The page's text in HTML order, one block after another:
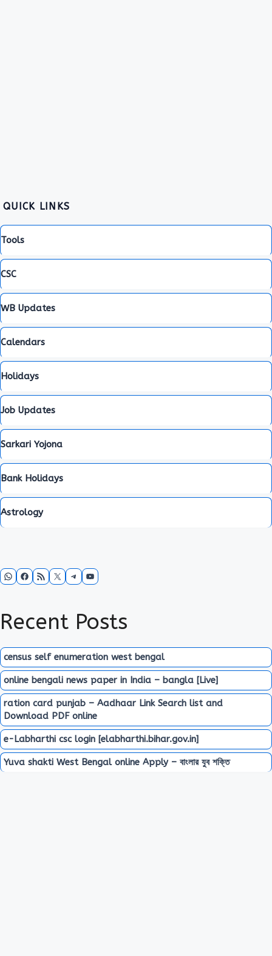
QUICK LINKS
Tools
CSC
WB Updates
Calendars
Holidays
Job Updates
Sarkari Yojona
Bank Holidays
Astrology
WhatsApp
Facebook
RSS FeedX Telegram
YouTube
Recent Posts
census self enumeration west bengal
online bengali news paper in India – bangla [Live]
ration card punjab – Aadhaar Link Search list and
Download PDF online
e-Labharthi csc login [elabharthi.bihar.gov.in]
Yuva shakti West Bengal online Apply – বাংলার যুব শক্তি